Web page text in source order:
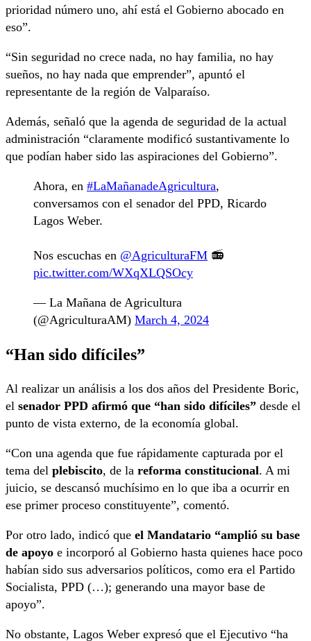
prioridad número uno, ahí está el Gobierno abocado en
eso”.
“Sin seguridad no crece nada, no hay familia, no hay
sueños, no hay nada que emprender”, apuntó el
representante de la región de Valparaíso.
Además, señaló que la agenda de seguridad de la actual
administración “claramente modificó sustantivamente lo
que podían haber sido las aspiraciones del Gobierno”.
Ahora, en #LaMañanadeAgricultura,
conversamos con el senador del PPD, Ricardo
Lagos Weber.
Nos escuchas en @AgriculturaFM 📻
pic.twitter.com/WXqXLQSOcy
— La Mañana de Agricultura
(@AgriculturaAM) March 4, 2024
“Han sido difíciles”
Al realizar un análisis a los dos años del Presidente Boric,
el senador PPD afirmó que “han sido difíciles” desde el
punto de vista externo, de la economía global.
“Con una agenda que fue rápidamente capturada por el
tema del plebiscito, de la reforma constitucional. A mi
juicio, se descansó muchísimo en lo que iba a ocurrir en
ese primer proceso constituyente”, comentó.
Por otro lado, indicó que el Mandatario “amplió su base
de apoyo e incorporó al Gobierno hasta quienes hace poco
habían sido sus adversarios políticos, como era el Partido
Socialista, PPD (…); generando una mayor base de
apoyo”.
No obstante, Lagos Weber expresó que el Ejecutivo “ha